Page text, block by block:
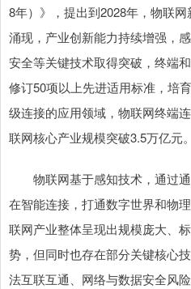
8年）》，提出到2028年，物联
涌现，产业创新能力持续增强，
安全等关键技术取得突破，终端
修订50项以上先进适用标准，培
级连接的应用领域，物联网终端
联网核心产业规模突破3.5万亿元。
物联网基于感知技术，通过通
在智能连接，打通数字世界和物
联网产业整体呈现出规模庞大、
势，但同时也存在部分关键核心
法互联互通、网络与数据安全风